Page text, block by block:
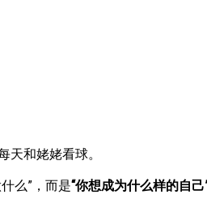
天和姥姥看球。
么”，而是“你想成为什么样的自己